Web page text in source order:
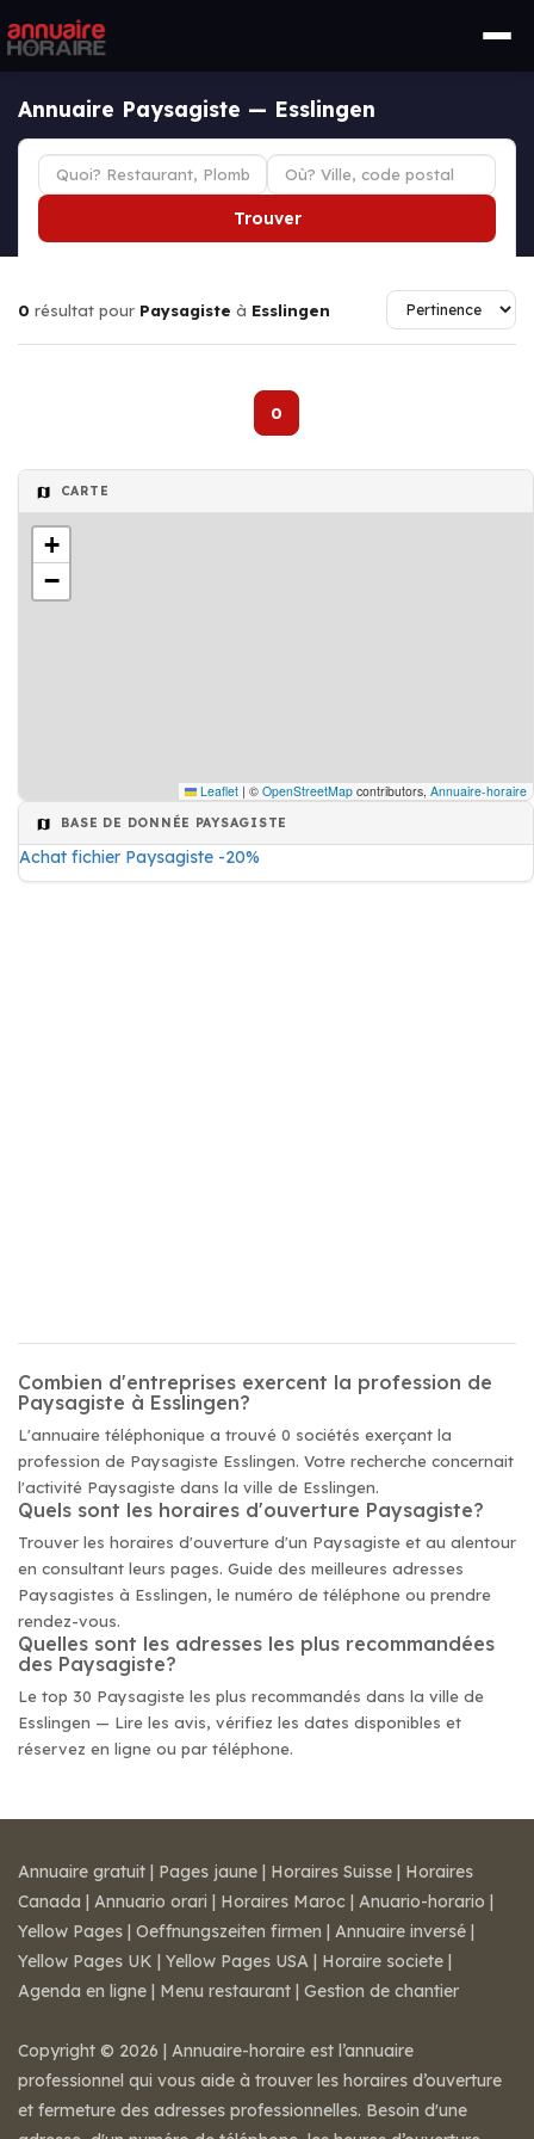
Annuaire Paysagiste — Esslingen
Trouver
0 résultat pour Paysagiste à Esslingen
0
CARTE
+
−
Leaflet | © OpenStreetMap contributors, Annuaire-horaire
BASE DE DONNÉE PAYSAGISTE
Achat fichier Paysagiste -20%
Combien d'entreprises exercent la profession de
Paysagiste à Esslingen?
L'annuaire téléphonique a trouvé 0 sociétés exerçant la
profession de Paysagiste Esslingen. Votre recherche concernait
l'activité Paysagiste dans la ville de Esslingen.
Quels sont les horaires d'ouverture Paysagiste?
Trouver les horaires d'ouverture d'un Paysagiste et au alentour
en consultant leurs pages. Guide des meilleures adresses
Paysagistes à Esslingen, le numéro de téléphone ou prendre
rendez-vous.
Quelles sont les adresses les plus recommandées
des Paysagiste?
Le top 30 Paysagiste les plus recommandés dans la ville de
Esslingen — Lire les avis, vérifiez les dates disponibles et
réservez en ligne ou par téléphone.
Annuaire gratuit | Pages jaune | Horaires Suisse | Horaires
Canada | Annuario orari | Horaires Maroc | Anuario-horario |
Yellow Pages | Oeffnungszeiten firmen | Annuaire inversé |
Yellow Pages UK | Yellow Pages USA | Horaire societe |
Agenda en ligne | Menu restaurant | Gestion de chantier
Copyright © 2026 | Annuaire-horaire est l’annuaire
professionnel qui vous aide à trouver les horaires d’ouverture
et fermeture des adresses professionnelles. Besoin d'une